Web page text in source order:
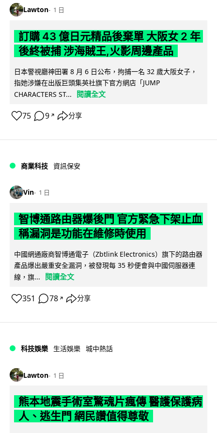
Lawton 1 日
訂購 43 億日元精品後棄單 大阪女 2 年
後終被捕 涉海賊王,火影周邊產品
日本警視廳神田署 8 月 6 日公布，拘捕一名 32 歲大阪女子，
指她涉嫌在出版巨頭集英社旗下官方網店「JUMP
CHARACTERS ST...
閱讀全文
75 9 ↗ 分享
商業科技 資訊保安
Vin 1 日
智博通路由器爆後門 官方緊急下架止血
稱漏洞是功能在維修時使用
中國網通廠商智博通電子（Zbtlink Electronics）旗下的路由器
產品爆出嚴重安全漏洞，被發現每 35 秒便會與中國伺服器連
線，旗...
閱讀全文
351 78 ↗ 分享
科技娛樂 生活娛樂 城中熱話
Lawton 1 日
熊本地震手術室驚魂片瘋傳 醫護保護病
人、逃生門 網民讚值得尊敬